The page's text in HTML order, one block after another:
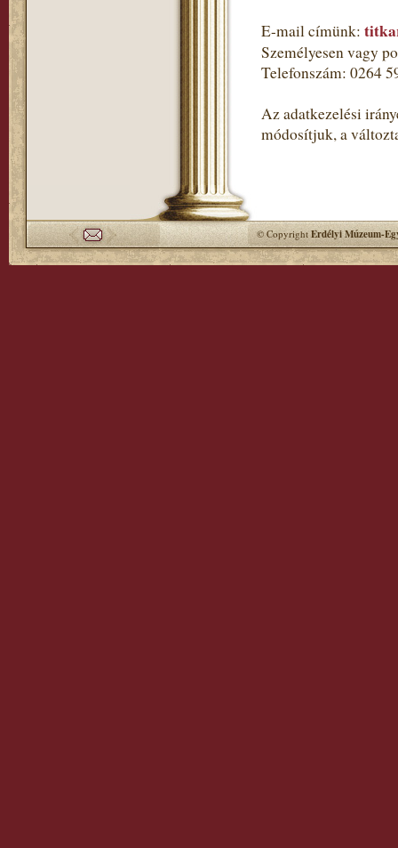
E-mail címünk:
Személyesen vagy
Telefonszám: 0264
Az adatkezelési
módosítjuk, a
© CopyrightErdélyi Múzeum-